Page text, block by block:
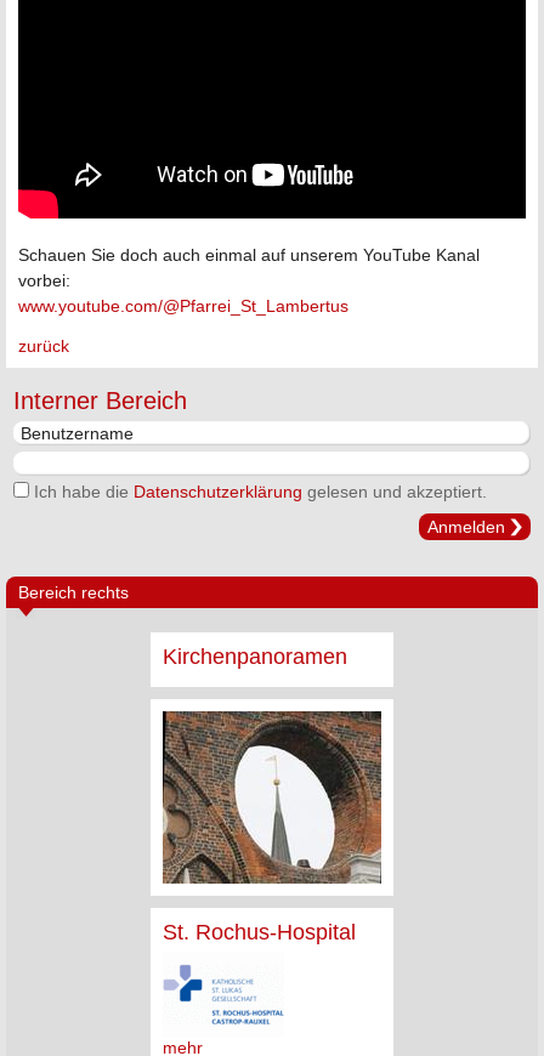
Schauen Sie doch auch einmal auf unserem YouTube Kanal
vorbei:
www.youtube.com/@Pfarrei_St_Lambertus
zurück
Interner Bereich
Ich habe die Datenschutzerklärung gelesen und akzeptiert.
Anmelden
Bereich rechts
Kirchenpanoramen
St. Rochus-Hospital
mehr